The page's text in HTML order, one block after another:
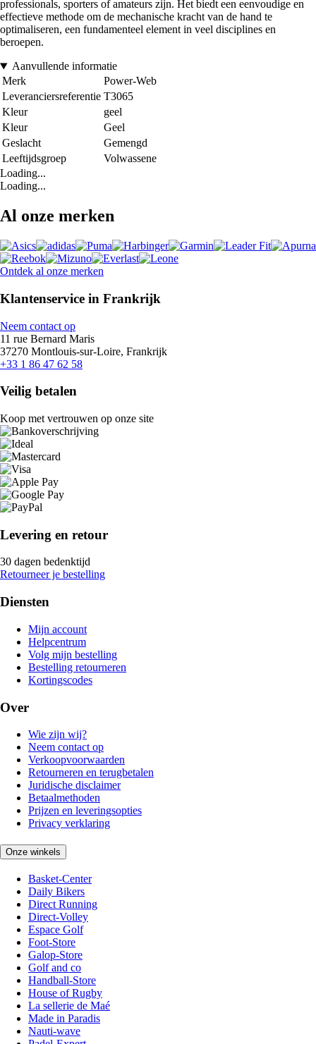
professionals, sporters of amateurs zijn. Het biedt een eenvoudige en
effectieve methode om de mechanische kracht van de hand te
optimaliseren, een fundamenteel element in veel disciplines en
beroepen.
Aanvullende informatie
Merk
Power-Web
Leveranciersreferentie T3065
Kleur
geel
Kleur
Geel
Geslacht
Gemengd
Leeftijdsgroep
Volwassene
Loading...
Loading...
Al onze merken
Ontdek al onze merken
Klantenservice in Frankrijk
Neem contact op
11 rue Bernard Maris
37270 Montlouis-sur-Loire, Frankrijk
+33 1 86 47 62 58
Veilig betalen
Koop met vertrouwen op onze site
Levering en retour
30 dagen bedenktijd
Retourneer je bestelling
Diensten
Mijn account
Helpcentrum
Volg mijn bestelling
Bestelling retourneren
Kortingscodes
Over
Wie zijn wij?
Neem contact op
Verkoopvoorwaarden
Retourneren en terugbetalen
Juridische disclaimer
Betaalmethoden
Prijzen en leveringsopties
Privacy verklaring
Onze winkels
Basket-Center
Daily Bikers
Direct Running
Direct-Volley
Espace Golf
Foot-Store
Galop-Store
Golf and co
Handball-Store
House of Rugby
La sellerie de Maé
Made in Paradis
Nauti-wave